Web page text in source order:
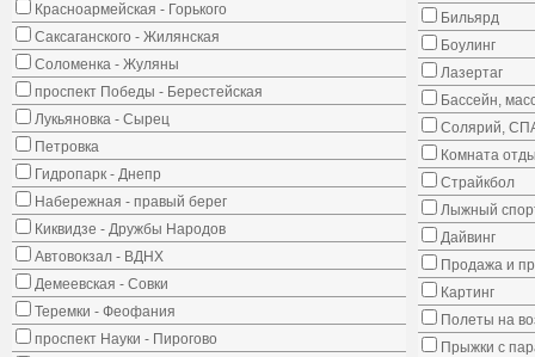
Красноармейская - Горького
Саксаганского - Жилянская
Соломенка - Жуляны
проспект Победы - Берестейская
Лукьяновка - Сырец
Петровка
Гидропарк - Днепр
Набережная - правый берег
Киквидзе - Дружбы Народов
Автовокзал - ВДНХ
Демеевская - Совки
Теремки - Феофания
проспект Науки - Пирогово
Бильярд
Боулинг
Лазертаг
Бассейн,
Солярий,
Комната
Страйкбол
Лыжный
Дайвинг
Продажа и
Картинг
Полеты на
Прыжки с